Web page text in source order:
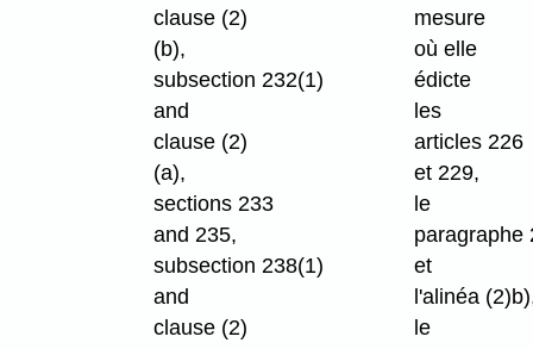
clause (2)
(b),
subsection 232(1)
and
clause (2)
(a),
sections 233
and 235,
subsection 238(1)
and
clause (2)
mesure
où elle
édicte
les
articles 226
et 229,
le
paragraphe
et
l'alinéa
le